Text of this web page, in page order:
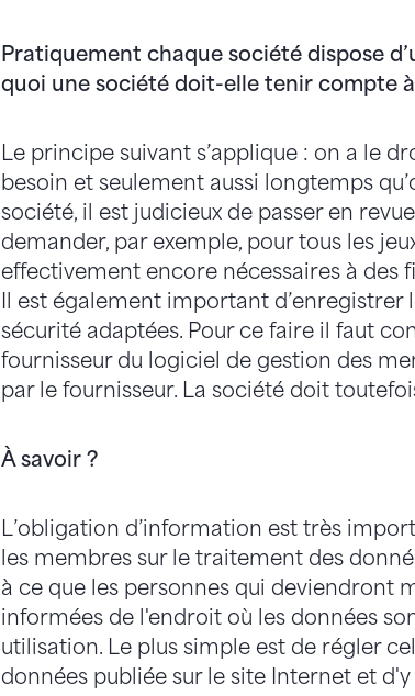
Pratiquement chaque société dispose
quoi une société doit-elle tenir compte
Le principe suivant s’applique : on a le
besoin et seulement aussi longtemps
société, il est judicieux de passer en
demander, par exemple, pour tous les
effectivement encore nécessaires à des
Il est également important
sécurité adaptées. Pour ce faire il faut
fournisseur du logiciel de gestion des
par le fournisseur. La société doit
À savoir ?
L’obligation d’information est très
les membres sur le traitement des
à ce que les personnes qui deviendront
informées de l'endroit où les données
utilisation. Le plus simple est de régler
données publiée sur le site Internet et